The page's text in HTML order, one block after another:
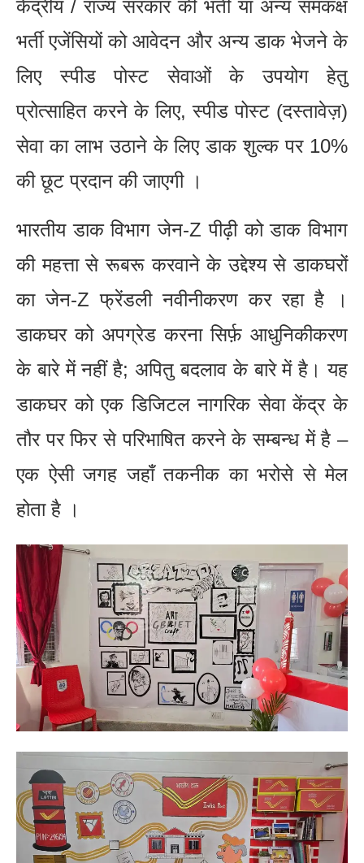
केंद्रीय / राज्य सरकार की भर्ती या अन्य समकक्ष
भर्ती एजेंसियों को आवेदन और अन्य डाक भेजने के
लिए स्पीड पोस्ट सेवाओं के उपयोग हेतु
प्रोत्साहित करने के लिए, स्पीड पोस्ट (दस्तावेज़)
सेवा का लाभ उठाने के लिए डाक शुल्क पर 10%
की छूट प्रदान की जाएगी ।
भारतीय डाक विभाग जेन-Z पीढ़ी को डाक विभाग
की महत्ता से रूबरू करवाने के उद्देश्य से डाकघरों
का जेन-Z फ्रेंडली नवीनीकरण कर रहा है ।
डाकघर को अपग्रेड करना सिर्फ़ आधुनिकीकरण
के बारे में नहीं है; अपितु बदलाव के बारे में है। यह
डाकघर को एक डिजिटल नागरिक सेवा केंद्र के
तौर पर फिर से परिभाषित करने के सम्बन्ध में है –
एक ऐसी जगह जहाँ तकनीक का भरोसे से मेल
होता है ।